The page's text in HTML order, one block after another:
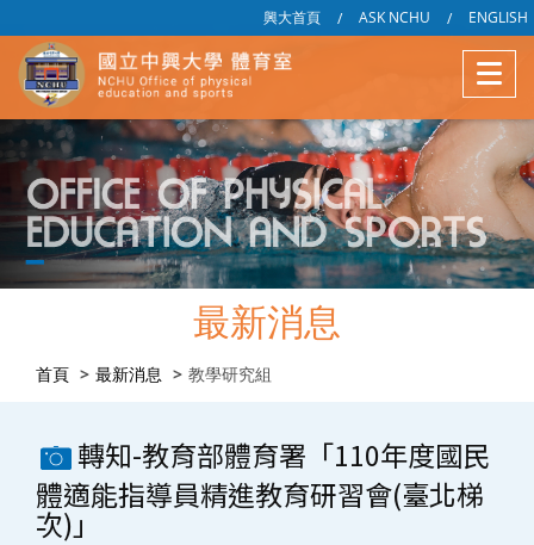
興大首頁 / ASK NCHU / ENGLISH
最新消息
首頁 最新消息 教學研究組
轉知-教育部體育署「110年度國民
體適能指導員精進教育研習會(臺北梯
次)」